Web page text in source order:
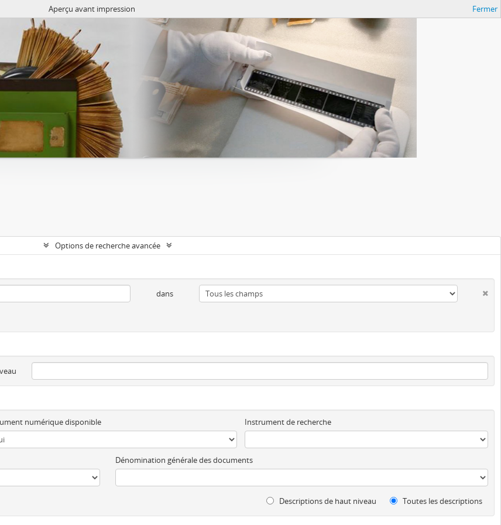
Aperçu avant impression Fermer
Options de recherche avancée
dans
numérique disponible Instrument de recherche
Dénomination générale des documents
Descriptions de haut niveau Toutes les descriptions